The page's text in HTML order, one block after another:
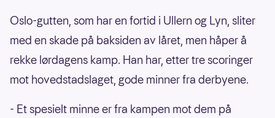
Oslo-gutten, som har en fortid i Ullern og Lyn, sliter
med en skade på baksiden av låret, men håper å
rekke lørdagens kamp. Han har, etter tre scoringer
mot hovedstadslaget, gode minner fra derbyene.
- Et spesielt minne er fra kampen mot dem på